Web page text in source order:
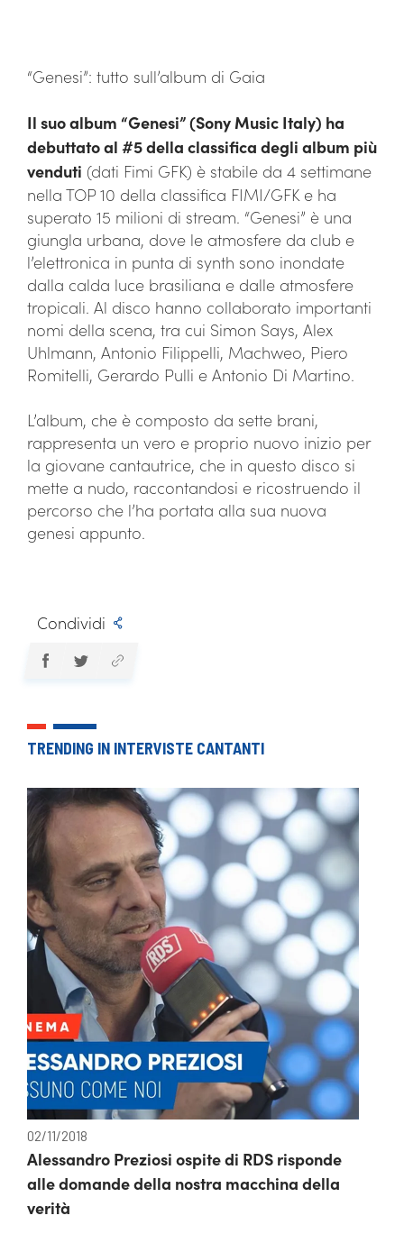
“Genesi”: tutto sull’album di Gaia
Il suo album “Genesi” (Sony Music Italy) ha
debuttato al #5 della classifica degli album più
venduti (dati Fimi GFK) è stabile da 4 settimane
nella TOP 10 della classifica FIMI/GFK e ha
superato 15 milioni di stream. “Genesi” è una
giungla urbana, dove le atmosfere da club e
l’elettronica in punta di synth sono inondate
dalla calda luce brasiliana e dalle atmosfere
tropicali. Al disco hanno collaborato importanti
nomi della scena, tra cui Simon Says, Alex
Uhlmann, Antonio Filippelli, Machweo, Piero
Romitelli, Gerardo Pulli e Antonio Di Martino.
L’album, che è composto da sette brani,
rappresenta un vero e proprio nuovo inizio per
la giovane cantautrice, che in questo disco si
mette a nudo, raccontandosi e ricostruendo il
percorso che l’ha portata alla sua nuova
genesi appunto.
Condividi
TRENDING IN INTERVISTE CANTANTI
02/11/2018
Alessandro Preziosi ospite di RDS risponde
alle domande della nostra macchina della
verità